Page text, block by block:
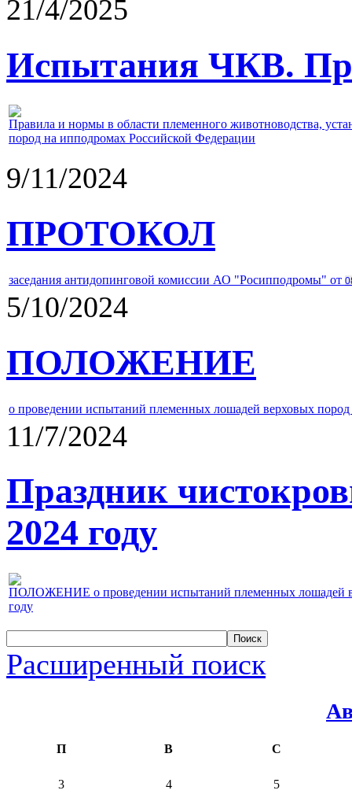
21/4/2025
Испытания ЧКВ.
Правила и нормы в области племенного животноводства,
пород на ипподромах Российской Федерации
9/11/2024
ПРОТОКОЛ
заседания антидопинговой комиссии АО "Росипподромы" от
5/10/2024
ПОЛОЖЕНИЕ
о проведении испытаний племенных лошадей верховых
11/7/2024
Праздник
2024 году
ПОЛОЖЕНИЕ о проведении испытаний племенных лошадей
году
Расширенный поиск
П В С
3 4
5